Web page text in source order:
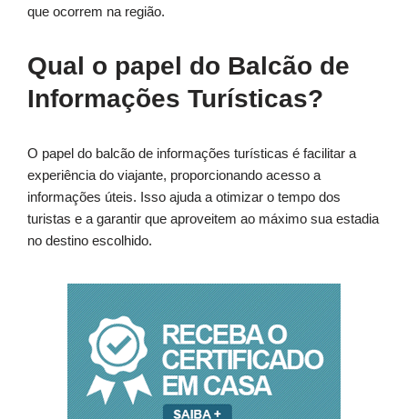
que ocorrem na região.
Qual o papel do Balcão de
Informações Turísticas?
O papel do balcão de informações turísticas é facilitar a
experiência do viajante, proporcionando acesso a
informações úteis. Isso ajuda a otimizar o tempo dos
turistas e a garantir que aproveitem ao máximo sua estadia
no destino escolhido.